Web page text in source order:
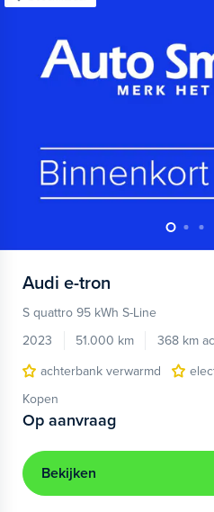
Audi e-tron
S quattro 95 kWh S-Line
2023
51.000 km 368 km
achterbank verwarmd
Kopen
Op aanvraag
Bekijken